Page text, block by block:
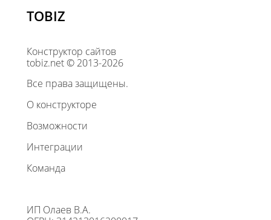
TOBIZ
Конструктор сайтов
tobiz.net © 2013-2026
Все права защищены.
О конструкторе
Возможности
Интеграции
Команда
ИП Олаев В.А.